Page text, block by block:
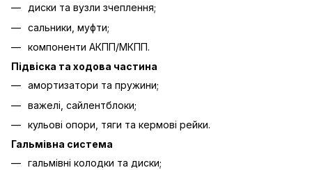
диски та вузли зчеплення;
сальники, муфти;
компоненти АКПП/МКПП.
Підвіска та ходова частина
амортизатори та пружини;
важелі, сайлентблоки;
кульові опори, тяги та кермові рейки.
Гальмівна система
гальмівні колодки та диски;